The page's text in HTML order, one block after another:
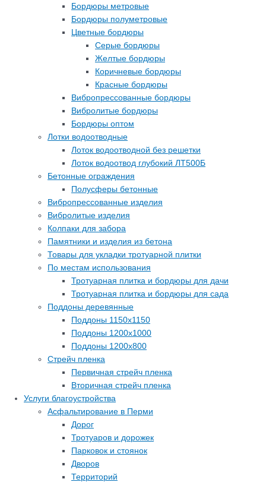
Бордюры метровые
Бордюры полуметровые
Цветные бордюры
Серые бордюры
Желтые бордюры
Коричневые бордюры
Красные бордюры
Вибропрессованные бордюры
Вибролитые бордюры
Бордюры оптом
Лотки водоотводные
Лоток водоотводной без решетки
Лоток водоотвод глубокий ЛТ500Б
Бетонные ограждения
Полусферы бетонные
Вибропрессованные изделия
Вибролитые изделия
Колпаки для забора
Памятники и изделия из бетона
Товары для укладки тротуарной плитки
По местам использования
Тротуарная плитка и бордюры для дачи
Тротуарная плитка и бордюры для сада
Поддоны деревянные
Поддоны 1150х1150
Поддоны 1200х1000
Поддоны 1200х800
Стрейч пленка
Первичная стрейч пленка
Вторичная стрейч пленка
Услуги благоустройства
Асфальтирование в Перми
Дорог
Тротуаров и дорожек
Парковок и стоянок
Дворов
Территорий